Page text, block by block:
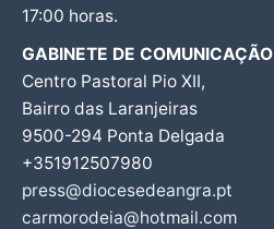
17:00 horas.
GABINETE DE COMUNICAÇÃO
Centro Pastoral Pio XII,
Bairro das Laranjeiras
9500-294 Ponta Delgada
+351912507980
press@diocesedeangra.pt
carmorodeia@hotmail.com